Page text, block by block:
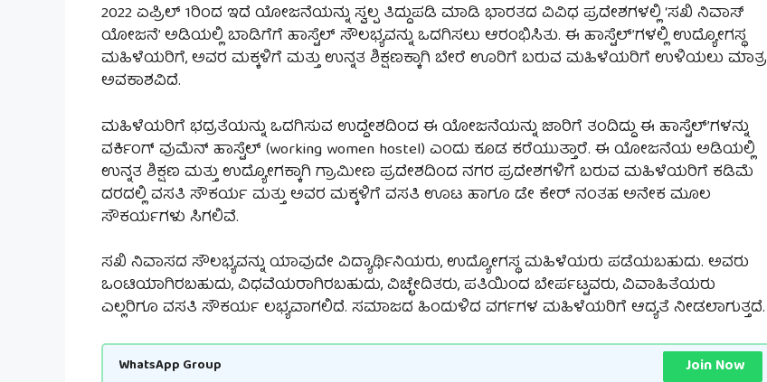
2022 ಏಪ್ರಿಲ್ 1ರಿಂದ ಇದೆ ಯೋಜನೆಯನ್ನು ಸ್ವಲ್ಪ ತಿದ್ದುಪಡಿ ಮಾಡಿ ಭಾರತದ ವಿವಿಧ ಪ್ರದೇಶಗಳಲ್ಲಿ ‘ಸಖಿ ನಿವಾಸ್
ಯೋಜನೆ’ ಅಡಿಯಲ್ಲಿ ಬಾಡಿಗೆಗೆ ಹಾಸ್ಟೆಲ್ ಸೌಲಭ್ಯವನ್ನು ಒದಗಿಸಲು ಆರಂಭಿಸಿತು. ಈ ಹಾಸ್ಟೆಲ್’ಗಳಲ್ಲಿ ಉದ್ಯೋಗಸ್ಥ
ಮಹಿಳೆಯರಿಗೆ, ಅವರ ಮಕ್ಕಳಿಗೆ ಮತ್ತು ಉನ್ನತ ಶಿಕ್ಷಣಕ್ಕಾಗಿ ಬೇರೆ ಊರಿಗೆ ಬರುವ ಮಹಿಳೆಯರಿಗೆ ಉಳಿಯಲು ಮಾತ್ರ
ಅವಕಾಶವಿದೆ.
ಮಹಿಳೆಯರಿಗೆ ಭದ್ರತೆಯನ್ನು ಒದಗಿಸುವ ಉದ್ದೇಶದಿಂದ ಈ ಯೋಜನೆಯನ್ನು ಜಾರಿಗೆ ತಂದಿದ್ದು ಈ ಹಾಸ್ಟೆಲ್’ಗಳನ್ನು
ವರ್ಕಿಂಗ್ ವುಮೆನ್ ಹಾಸ್ಟೆಲ್ (working women hostel) ಎಂದು ಕೂಡ ಕರೆಯುತ್ತಾರೆ. ಈ ಯೋಜನೆಯ ಅಡಿಯಲ್ಲಿ
ಉನ್ನತ ಶಿಕ್ಷಣ ಮತ್ತು ಉದ್ಯೋಗಕ್ಕಾಗಿ ಗ್ರಾಮೀಣ ಪ್ರದೇಶದಿಂದ ನಗರ ಪ್ರದೇಶಗಳಿಗೆ ಬರುವ ಮಹಿಳೆಯರಿಗೆ ಕಡಿಮೆ
ದರದಲ್ಲಿ ವಸತಿ ಸೌಕರ್ಯ ಮತ್ತು ಅವರ ಮಕ್ಕಳಿಗೆ ವಸತಿ ಊಟ ಹಾಗೂ ಡೇ ಕೇರ್ ನಂತಹ ಅನೇಕ ಮೂಲ
ಸೌಕರ್ಯಗಳು ಸಿಗಲಿವೆ.
ಸಖಿ ನಿವಾಸದ ಸೌಲಭ್ಯವನ್ನು ಯಾವುದೇ ವಿದ್ಯಾರ್ಥಿನಿಯರು, ಉದ್ಯೋಗಸ್ಥ ಮಹಿಳೆಯರು ಪಡೆಯಬಹುದು. ಅವರು
ಒಂಟಿಯಾಗಿರಬಹುದು, ವಿಧವೆಯರಾಗಿರಬಹುದು, ವಿಚ್ಛೇದಿತರು, ಪತಿಯಿಂದ ಬೇರ್ಪಟ್ಟವರು, ವಿವಾಹಿತೆಯರು
ಎಲ್ಲರಿಗೂ ವಸತಿ ಸೌಕರ್ಯ ಲಭ್ಯವಾಗಲಿದೆ. ಸಮಾಜದ ಹಿಂದುಳಿದ ವರ್ಗಗಳ ಮಹಿಳೆಯರಿಗೆ ಆದ್ಯತೆ ನೀಡಲಾಗುತ್ತದೆ.
WhatsApp Group Join Now